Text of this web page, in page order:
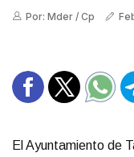
Por: Mder / Cp
El Ayuntamiento de